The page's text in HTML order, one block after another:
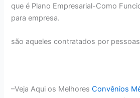
que é Plano Empresarial-Como
para empresa.
são aqueles contratados por
–Veja Aqui os MelhoresConvênios